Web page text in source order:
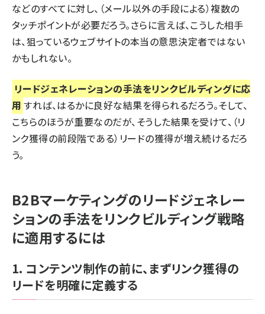
などのすべてに対し、（メール以外の手段による）複数の
タッチポイントが必要だろう。さらに言えば、こうした相手
は、狙っているウェブサイトの本当の意思決定者ではない
かもしれない。
リードジェネレーションの手法をリンクビルディングに応
用 すれば、はるかに良好な結果を得られるだろう。そして、
こちらのほうが重要なのだが、そうした結果を受けて、（リ
ンク獲得の前段階である）リードの獲得が増え続けるだろ
う。
B2Bマーケティングのリードジェネレー
ションの手法をリンクビルディング戦略
に適用するには
1. コンテンツ制作の前に、まずリンク獲得の
リードを明確に定義する